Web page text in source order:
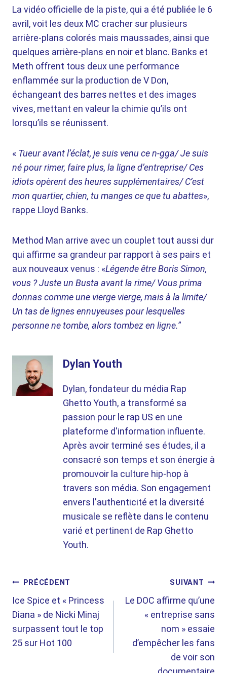
La vidéo officielle de la piste, qui a été publiée le 6
avril, voit les deux MC cracher sur plusieurs
arrière-plans colorés mais maussades, ainsi que
quelques arrière-plans en noir et blanc. Banks et
Meth offrent tous deux une performance
enflammée sur la production de V Don,
échangeant des barres nettes et des images
vives, mettant en valeur la chimie qu’ils ont
lorsqu’ils se réunissent.
« Tueur avant l’éclat, je suis venu ce n-gga/ Je suis
né pour rimer, faire plus, la ligne d’entreprise/ Ces
idiots opèrent des heures supplémentaires/ C’est
mon quartier, chien, tu manges ce que tu abattes»,
rappe Lloyd Banks.
Method Man arrive avec un couplet tout aussi dur
qui affirme sa grandeur par rapport à ses pairs et
aux nouveaux venus : «Légende être Boris Simon,
vous ? Juste un Busta avant la rime/ Vous prima
donnas comme une vierge vierge, mais à la limite/
Un tas de lignes ennuyeuses pour lesquelles
personne ne tombe, alors tombez en ligne.”
Dylan Youth
Dylan, fondateur du média Rap
Ghetto Youth, a transformé sa
passion pour le rap US en une
plateforme d'information influente.
Après avoir terminé ses études, il a
consacré son temps et son énergie à
promouvoir la culture hip-hop à
travers son média. Son engagement
envers l'authenticité et la diversité
musicale se reflète dans le contenu
varié et pertinent de Rap Ghetto
Youth.
NAVIGATION
DE
L’ARTICLE
PRÉCÉDENT
Ice Spice et « Princess
Diana » de Nicki Minaj
surpassent tout le top
25 sur Hot 100
SUIVANT
Le DOC affirme qu’une
« entreprise sans
nom » essaie
d’empêcher les fans
de voir son